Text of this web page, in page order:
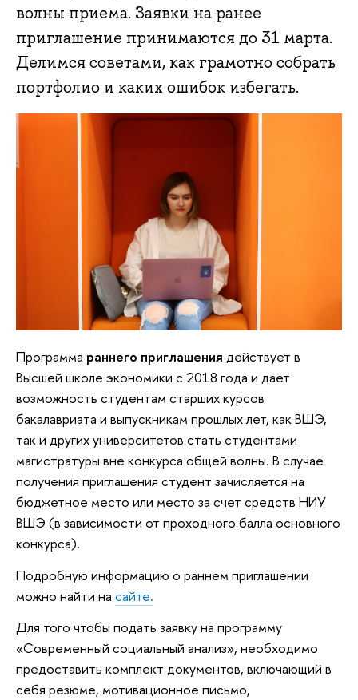
волны приема. Заявки на ранее
приглашение принимаются до 31 марта.
Делимся советами, как грамотно собрать
портфолио и каких ошибок избегать.
Программа раннего приглашения действует в
Высшей школе экономики с 2018 года и дает
возможность студентам старших курсов
бакалавриата и выпускникам прошлых лет, как ВШЭ,
так и других университетов стать студентами
магистратуры вне конкурса общей волны. В случае
получения приглашения студент зачисляется на
бюджетное место или место за счет средств НИУ
ВШЭ (в зависимости от проходного балла основного
конкурса).
Подробную информацию о раннем приглашении
можно найти на сайте.
Для того чтобы подать заявку на программу
«Современный социальный анализ», необходимо
предоставить комплект документов, включающий в
себя резюме, мотивационное письмо,